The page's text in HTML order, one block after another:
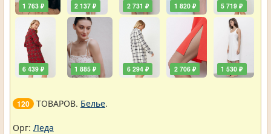
1 763 ₽
6 439 ₽
2 137 ₽
1 885 ₽
2 731 ₽
6 294 ₽
1 820 ₽
2 706 ₽
5 719 ₽
1 530 ₽
120 ТОВАРОВ. Белье.
Орг: Леда